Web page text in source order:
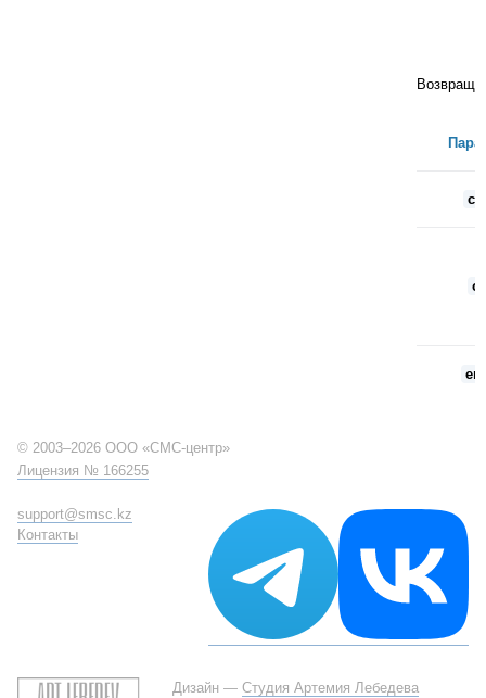
© 2003–2026 ООО «СМС-центр»
Лицензия № 166255
support@smsc.kz
Контакты
Дизайн — Студия Артемия Лебедева